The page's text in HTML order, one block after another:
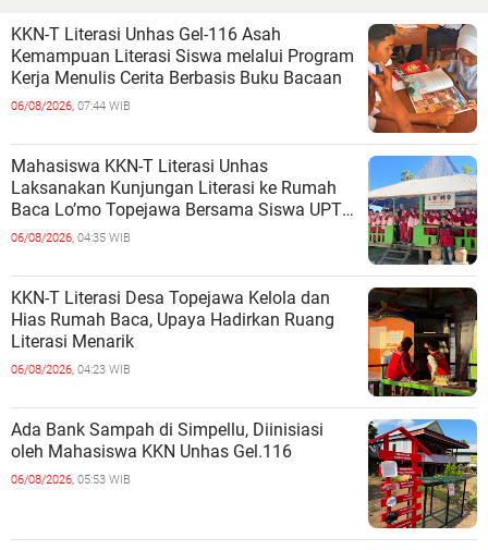
KKN-T Literasi Unhas Gel-116 Asah
Kemampuan Literasi Siswa melalui Program
Kerja Menulis Cerita Berbasis Buku Bacaan
06/08/2026, 07:44 WIB
Mahasiswa KKN-T Literasi Unhas
Laksanakan Kunjungan Literasi ke Rumah
Baca Lo’mo Topejawa Bersama Siswa UPT
SDN 66 Kajang
06/08/2026, 04:35 WIB
KKN-T Literasi Desa Topejawa Kelola dan
Hias Rumah Baca, Upaya Hadirkan Ruang
Literasi Menarik
06/08/2026, 04:23 WIB
Ada Bank Sampah di Simpellu, Diinisiasi
oleh Mahasiswa KKN Unhas Gel.116
06/08/2026, 05:53 WIB